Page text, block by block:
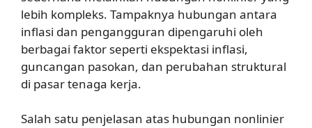
lebih kompleks. Tampaknya hubungan antara
inflasi dan pengangguran dipengaruhi oleh
berbagai faktor seperti ekspektasi inflasi,
guncangan pasokan, dan perubahan struktural
di pasar tenaga kerja.
Salah satu penjelasan atas hubungan nonlinier